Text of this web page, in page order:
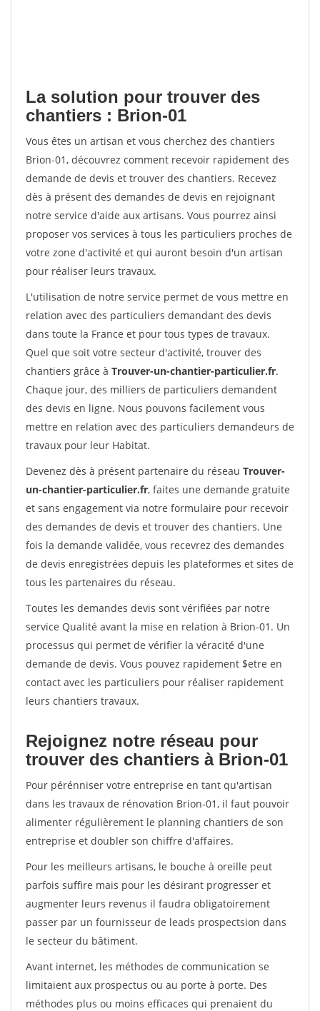
La solution pour trouver des
chantiers : Brion-01
Vous êtes un artisan et vous cherchez des chantiers
Brion-01, découvrez comment recevoir rapidement des
demande de devis et trouver des chantiers. Recevez
dès à présent des demandes de devis en rejoignant
notre service d'aide aux artisans. Vous pourrez ainsi
proposer vos services à tous les particuliers proches de
votre zone d'activité et qui auront besoin d'un artisan
pour réaliser leurs travaux.
L'utilisation de notre service permet de vous mettre en
relation avec des particuliers demandant des devis
dans toute la France et pour tous types de travaux.
Quel que soit votre secteur d'activité, trouver des
chantiers grâce à Trouver-un-chantier-particulier.fr.
Chaque jour, des milliers de particuliers demandent
des devis en ligne. Nous pouvons facilement vous
mettre en relation avec des particuliers demandeurs de
travaux pour leur Habitat.
Devenez dès à présent partenaire du réseau Trouver-
un-chantier-particulier.fr, faites une demande gratuite
et sans engagement via notre formulaire pour recevoir
des demandes de devis et trouver des chantiers. Une
fois la demande validée, vous recevrez des demandes
de devis enregistrées depuis les plateformes et sites de
tous les partenaires du réseau.
Toutes les demandes devis sont vérifiées par notre
service Qualité avant la mise en relation à Brion-01. Un
processus qui permet de vérifier la véracité d'une
demande de devis. Vous pouvez rapidement $etre en
contact avec les particuliers pour réaliser rapidement
leurs chantiers travaux.
Rejoignez notre réseau pour
trouver des chantiers à Brion-01
Pour pérénniser votre entreprise en tant qu'artisan
dans les travaux de rénovation Brion-01, il faut pouvoir
alimenter régulièrement le planning chantiers de son
entreprise et doubler son chiffre d'affaires.
Pour les meilleurs artisans, le bouche à oreille peut
parfois suffire mais pour les désirant progresser et
augmenter leurs revenus il faudra obligatoirement
passer par un fournisseur de leads prospectsion dans
le secteur du bâtiment.
Avant internet, les méthodes de communication se
limitaient aux prospectus ou au porte à porte. Des
méthodes plus ou moins efficaces qui prenaient du